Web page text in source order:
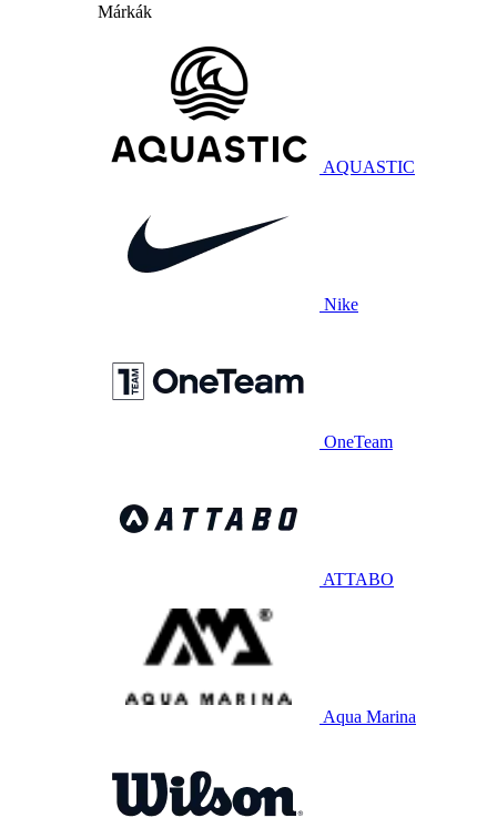
Márkák
AQUASTIC
Nike
OneTeam
ATTABO
Aqua Marina